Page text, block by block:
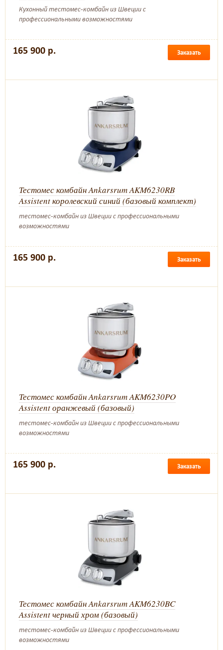
Кухонный тестомес-комбайн из Швеции с
профессиональными возможностями
165 900 р. Заказать
Тестомес комбайн Ankarsrum AKM6230RB
Assistent королевский синий (базовый комплект)
тестомес-комбайн из Швеции с профессиональными
возможностями
165 900 р. Заказать
Тестомес комбайн Ankarsrum AKM6230PO
Assistent оранжевый (базовый)
тестомес-комбайн из Швеции с профессиональными
возможностями
165 900 р. Заказать
Тестомес комбайн Ankarsrum AKM6230BC
Assistent черный хром (базовый)
тестомес-комбайн из Швеции с профессиональными
возможностями